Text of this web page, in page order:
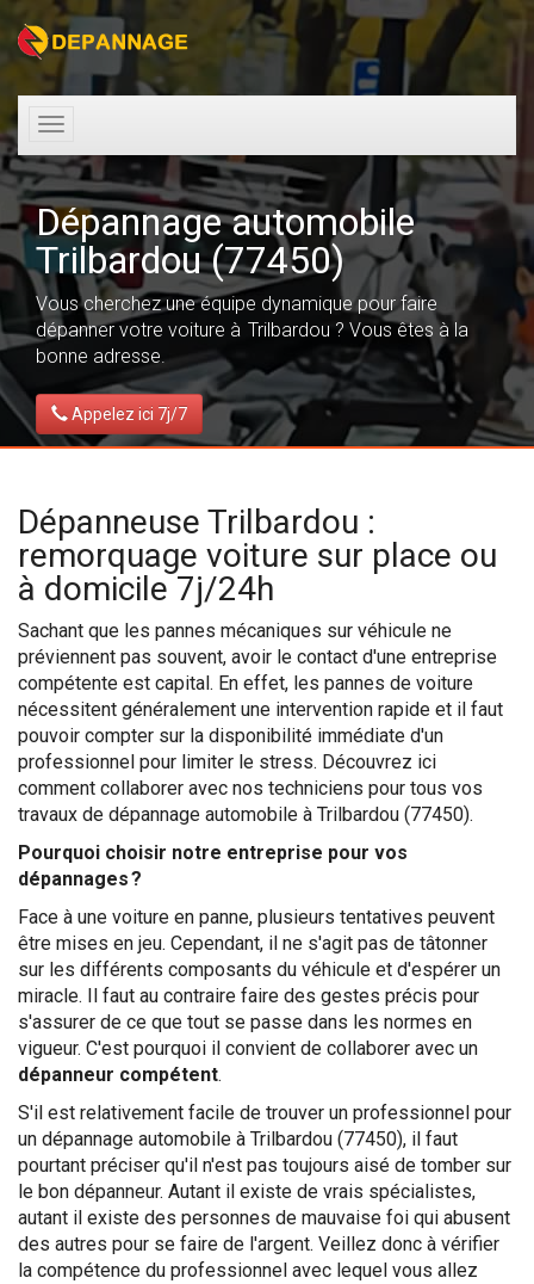
Toggle
navigation
Dépannage automobile
Trilbardou (77450)
Vous cherchez une équipe dynamique pour faire
dépanner votre voiture à Trilbardou ? Vous êtes à la
bonne adresse.
Appelez ici 7j/7
Dépanneuse Trilbardou :
remorquage voiture sur place ou
à domicile 7j/24h
Sachant que les pannes mécaniques sur véhicule ne
préviennent pas souvent, avoir le contact d'une entreprise
compétente est capital. En effet, les pannes de voiture
nécessitent généralement une intervention rapide et il faut
pouvoir compter sur la disponibilité immédiate d'un
professionnel pour limiter le stress. Découvrez ici
comment collaborer avec nos techniciens pour tous vos
travaux de dépannage automobile à Trilbardou (77450).
Pourquoi choisir notre entreprise pour vos
dépannages ?
Face à une voiture en panne, plusieurs tentatives peuvent
être mises en jeu. Cependant, il ne s'agit pas de tâtonner
sur les différents composants du véhicule et d'espérer un
miracle. Il faut au contraire faire des gestes précis pour
s'assurer de ce que tout se passe dans les normes en
vigueur. C'est pourquoi il convient de collaborer avec un
dépanneur compétent.
S'il est relativement facile de trouver un professionnel pour
un dépannage automobile à Trilbardou (77450), il faut
pourtant préciser qu'il n'est pas toujours aisé de tomber sur
le bon dépanneur. Autant il existe de vrais spécialistes,
autant il existe des personnes de mauvaise foi qui abusent
des autres pour se faire de l'argent. Veillez donc à vérifier
la compétence du professionnel avec lequel vous allez